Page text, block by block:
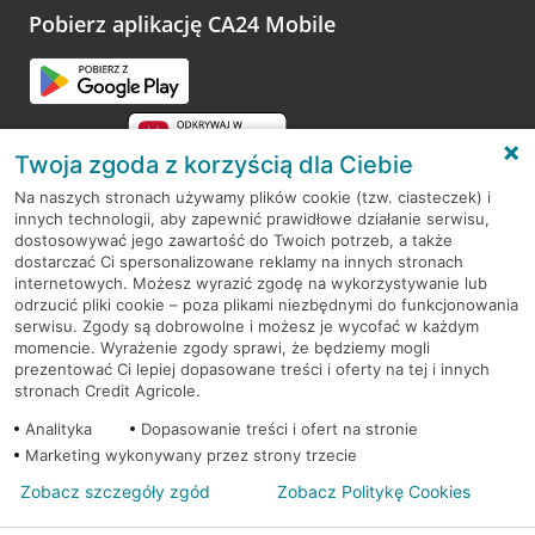
opinie.
Pobierz aplikację CA24 Mobile
RODO
Regulamin serwisu
Mapa serwisu
PolitykaCookies
© 2026 Credit Agricole Bank Polska S.A. Wszelkie prawa zastrzeżone
Twoja zgoda z korzyścią dla Ciebie
Na naszych stronach używamy plików cookie (tzw. ciasteczek) i
innych technologii, aby zapewnić prawidłowe działanie serwisu,
dostosowywać jego zawartość do Twoich potrzeb, a także
dostarczać Ci spersonalizowane reklamy na innych stronach
internetowych. Możesz wyrazić zgodę na wykorzystywanie lub
odrzucić pliki cookie – poza plikami niezbędnymi do funkcjonowania
serwisu. Zgody są dobrowolne i możesz je wycofać w każdym
momencie. Wyrażenie zgody sprawi, że będziemy mogli
prezentować Ci lepiej dopasowane treści i oferty na tej i innych
stronach Credit Agricole.
Analityka
Dopasowanie treści i ofert na stronie
Marketing wykonywany przez strony trzecie
Zobacz szczegóły zgód Zobacz Politykę Cookies